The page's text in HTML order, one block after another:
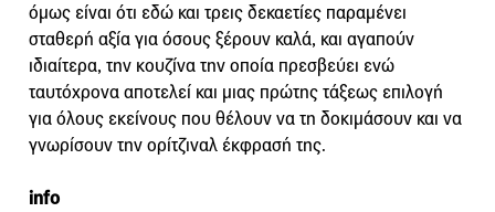
όμως είναι ότι εδώ και τρεις δεκαετίες παραμένει
σταθερή αξία για όσους ξέρουν καλά, και αγαπούν
ιδιαίτερα, την κουζίνα την οποία πρεσβεύει ενώ
ταυτόχρονα αποτελεί και μιας πρώτης τάξεως επιλογή
για όλους εκείνους που θέλουν να τη δοκιμάσουν και να
γνωρίσουν την ορίτζιναλ έκφρασή της.
info